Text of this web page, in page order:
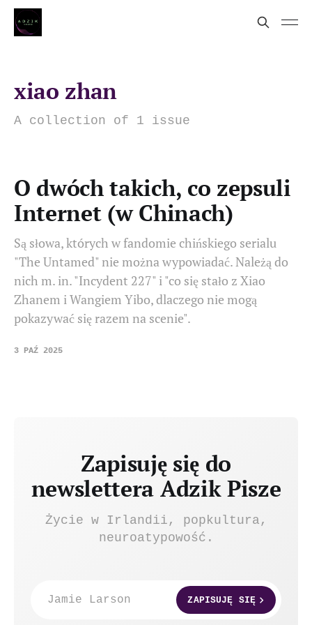
xiao zhan
A collection of 1 issue
O dwóch takich, co zepsuli
Internet (w Chinach)
Są słowa, których w fandomie chińskiego serialu
"The Untamed" nie można wypowiadać. Należą do
nich m. in. "Incydent 227" i "co się stało z Xiao
Zhanem i Wangiem Yibo, dlaczego nie mogą
pokazywać się razem na scenie".
3 PAŹ 2025
Zapisuję się do
newslettera Adzik Pisze
Życie w Irlandii, popkultura,
neuroatypowość.
Jamie Larson ZAPISUJĘ SIĘ